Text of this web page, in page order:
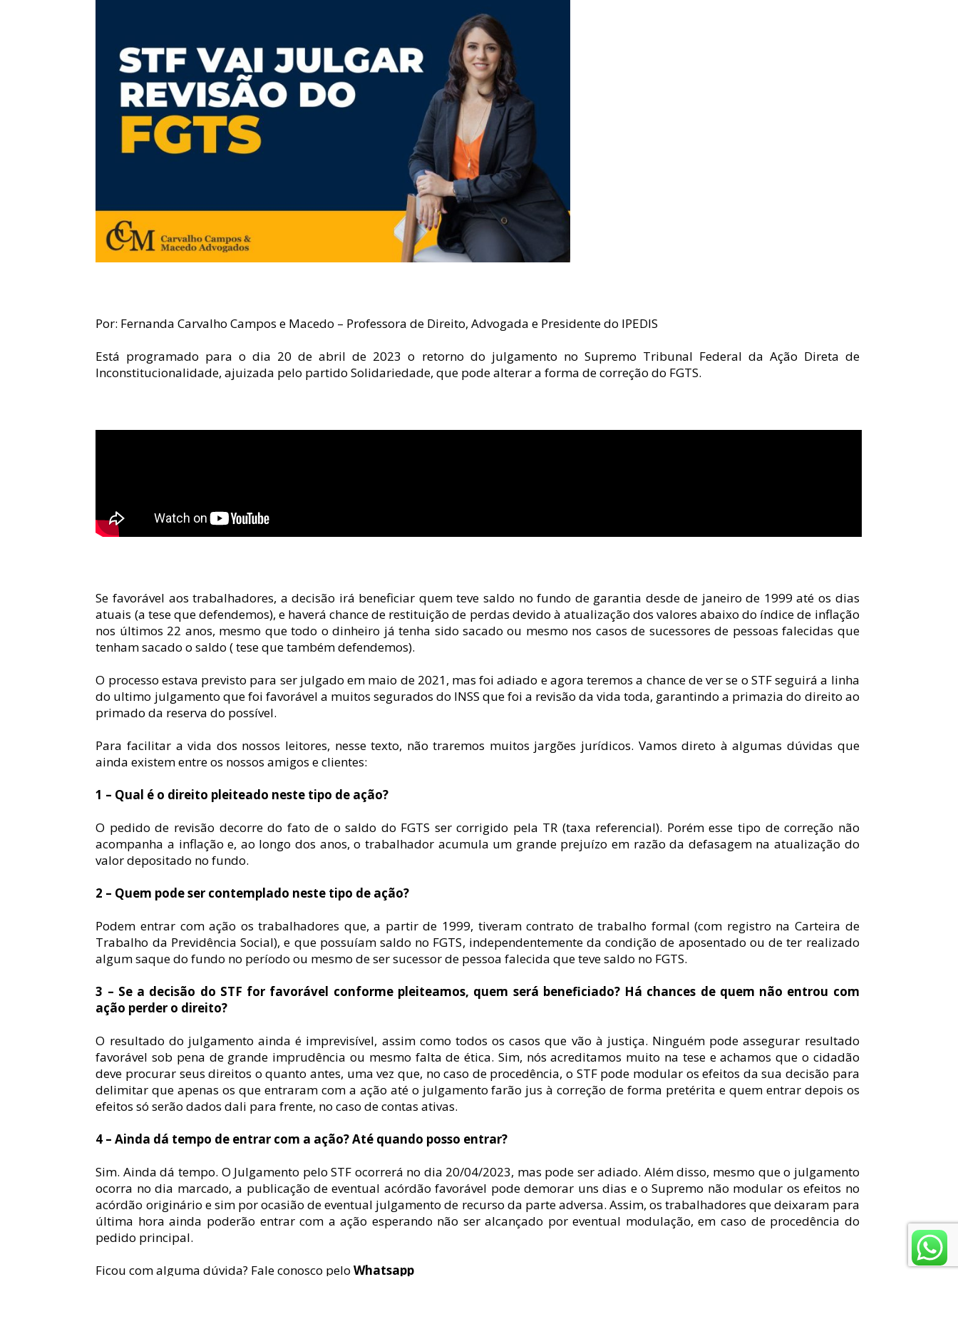
Por: Fernanda Carvalho Campos e Macedo – Professora de Direito, Advogada e Presidente do IPEDIS
Está programado para o dia 20 de abril de 2023 o retorno do julgamento no Supremo Tribunal Federal da Ação Direta de
Inconstitucionalidade, ajuizada pelo partido Solidariedade, que pode alterar a forma de correção do FGTS.
Se favorável aos trabalhadores, a decisão irá beneficiar quem teve saldo no fundo de garantia desde de janeiro de 1999 até os dias
atuais (a tese que defendemos), e haverá chance de restituição de perdas devido à atualização dos valores abaixo do índice de inflação
nos últimos 22 anos, mesmo que todo o dinheiro já tenha sido sacado ou mesmo nos casos de sucessores de pessoas falecidas que
tenham sacado o saldo ( tese que também defendemos).
O processo estava previsto para ser julgado em maio de 2021, mas foi adiado e agora teremos a chance de ver se o STF seguirá a linha
do ultimo julgamento que foi favorável a muitos segurados do INSS que foi a revisão da vida toda, garantindo a primazia do direito ao
primado da reserva do possível.
Para facilitar a vida dos nossos leitores, nesse texto, não traremos muitos jargões jurídicos. Vamos direto à algumas dúvidas que
ainda existem entre os nossos amigos e clientes:
1 – Qual é o direito pleiteado neste tipo de ação?
O pedido de revisão decorre do fato de o saldo do FGTS ser corrigido pela TR (taxa referencial). Porém esse tipo de correção não
acompanha a inflação e, ao longo dos anos, o trabalhador acumula um grande prejuízo em razão da defasagem na atualização do
valor depositado no fundo.
2 – Quem pode ser contemplado neste tipo de ação?
Podem entrar com ação os trabalhadores que, a partir de 1999, tiveram contrato de trabalho formal (com registro na Carteira de
Trabalho da Previdência Social), e que possuíam saldo no FGTS, independentemente da condição de aposentado ou de ter realizado
algum saque do fundo no período ou mesmo de ser sucessor de pessoa falecida que teve saldo no FGTS.
3 – Se a decisão do STF for favorável conforme pleiteamos, quem será beneficiado? Há chances de quem não entrou com
ação perder o direito?
O resultado do julgamento ainda é imprevisível, assim como todos os casos que vão à justiça. Ninguém pode assegurar resultado
favorável sob pena de grande imprudência ou mesmo falta de ética. Sim, nós acreditamos muito na tese e achamos que o cidadão
deve procurar seus direitos o quanto antes, uma vez que, no caso de procedência, o STF pode modular os efeitos da sua decisão para
delimitar que apenas os que entraram com a ação até o julgamento farão jus à correção de forma pretérita e quem entrar depois os
efeitos só serão dados dali para frente, no caso de contas ativas.
4 – Ainda dá tempo de entrar com a ação? Até quando posso entrar?
Sim. Ainda dá tempo. O Julgamento pelo STF ocorrerá no dia 20/04/2023, mas pode ser adiado. Além disso, mesmo que o julgamento
ocorra no dia marcado, a publicação de eventual acórdão favorável pode demorar uns dias e o Supremo não modular os efeitos no
acórdão originário e sim por ocasião de eventual julgamento de recurso da parte adversa. Assim, os trabalhadores que deixaram para
última hora ainda poderão entrar com a ação esperando não ser alcançado por eventual modulação, em caso de procedência do
pedido principal.
Ficou com alguma dúvida? Fale conosco pelo Whatsapp